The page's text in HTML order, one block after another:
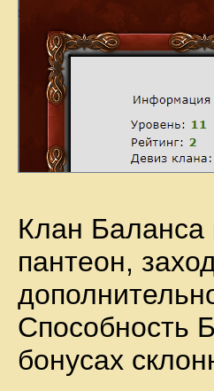
Клан Баланса
пантеон,
Способность
бонусах